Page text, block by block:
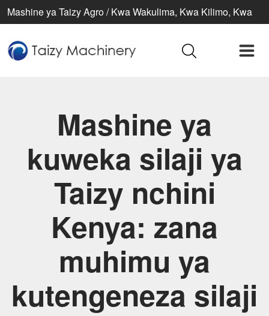
Mashine ya Taizy Agro / Kwa Wakulima, Kwa Kilimo, Kwa
Mashine ya
kuweka silaji ya
Taizy nchini
Kenya: zana
muhimu ya
kutengeneza silaji